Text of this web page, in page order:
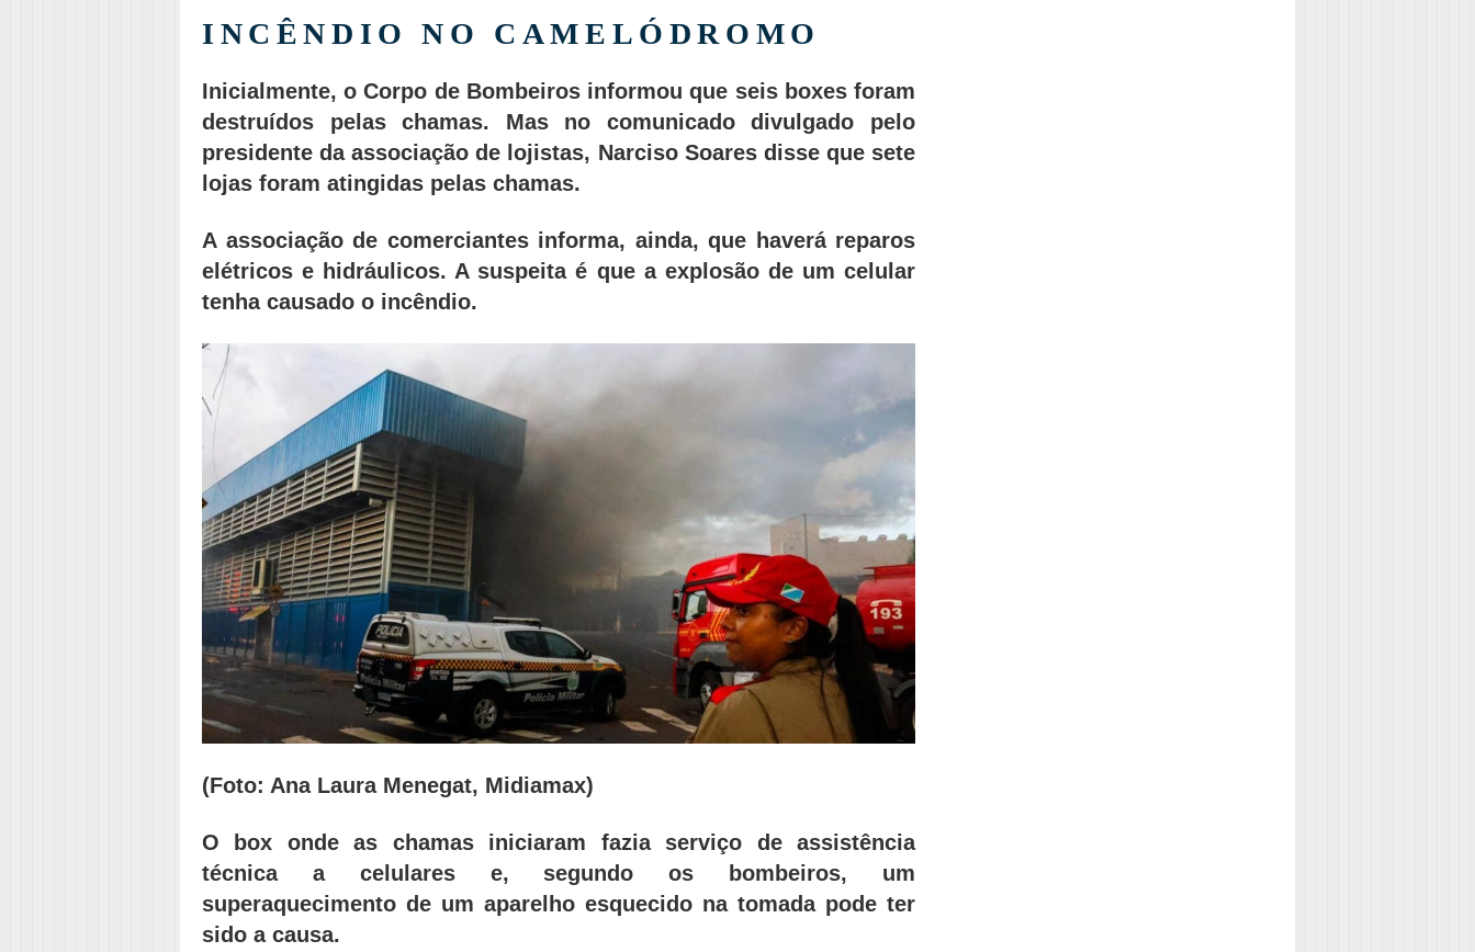
INCÊNDIO NO CAMELÓDROMO
Inicialmente, o Corpo de Bombeiros informou que seis boxes foram
destruídos pelas chamas. Mas no comunicado divulgado pelo
presidente da associação de lojistas, Narciso Soares disse que sete
lojas foram atingidas pelas chamas.
A associação de comerciantes informa, ainda, que haverá reparos
elétricos e hidráulicos. A suspeita é que a explosão de um celular
tenha causado o incêndio.
(Foto: Ana Laura Menegat, Midiamax)
O box onde as chamas iniciaram fazia serviço de assistência
técnica a celulares e, segundo os bombeiros, um
superaquecimento de um aparelho esquecido na tomada pode ter
sido a causa.